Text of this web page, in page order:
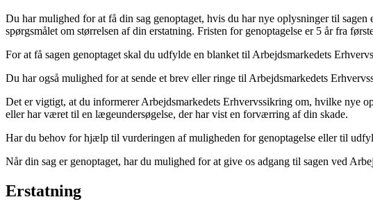
Du har mulighed for at få din sag genoptaget, hvis du har nye oplysninger til
spørgsmålet om størrelsen af din erstatning. Fristen for genoptagelse er 5 år fra
For at få sagen genoptaget skal du udfylde en blanket til Arbejdsmarkedets
Du har også mulighed for at sende et brev eller ringe til Arbejdsmarkedets
Det er vigtigt, at du informerer Arbejdsmarkedets Erhvervssikring om, hvilke nye
eller har været til en lægeundersøgelse, der har vist en forværring af din skade.
Har du behov for hjælp til vurderingen af muligheden for genoptagelse eller til
Når din sag er genoptaget, har du mulighed for at give os adgang til sagen ved
Erstatning